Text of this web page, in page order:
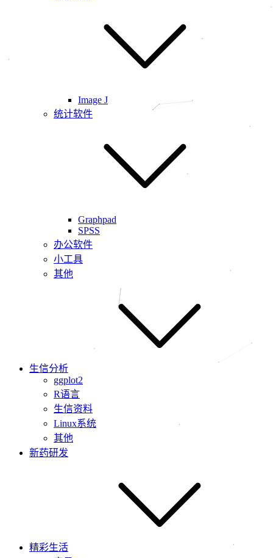
Image J
统计软件
Graphpad
SPSS
办公软件
小工具
其他
生信分析
ggplot2
R语言
生信资料
Linux系统
其他
新药研发
精彩生活